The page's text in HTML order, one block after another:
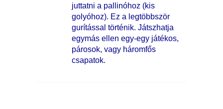
juttatni a pallinóhoz (kis
golyóhoz). Ez a legtöbbször
gurítással történik. Játszhatja
egymás ellen egy-egy játékos,
párosok, vagy háromfős
csapatok.